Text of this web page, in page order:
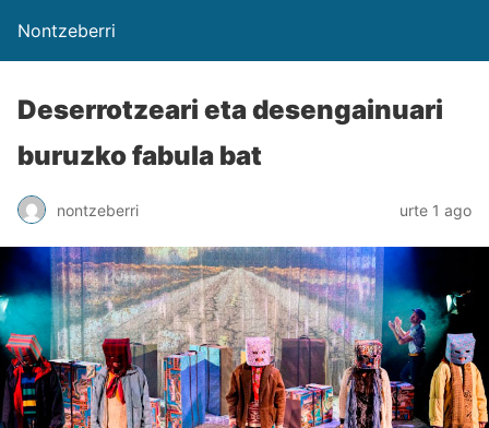
Nontzeberri
Deserrotzeari eta desengainuari
buruzko fabula bat
nontzeberri urte 1 ago